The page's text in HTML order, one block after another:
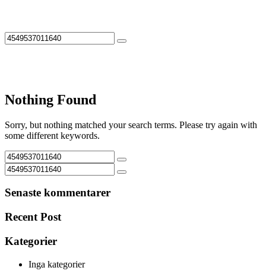
Nothing Found
Sorry, but nothing matched your search terms. Please try again with
some different keywords.
Senaste kommentarer
Recent Post
Kategorier
Inga kategorier